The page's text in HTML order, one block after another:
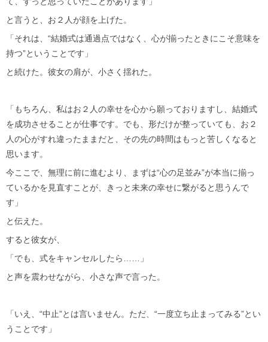
と言うと、お２人が顔を上げた。
「それは、“結婚式は通過点ではなく、心が揃ったときにこそ意味を
持つ”ということです」
と続けた。彼女の肩が、小さく揺れた。
「もちろん、私はお２人の幸せを心から願っておりますし、結婚式
を成功させることが仕事です。でも、形だけが整っていても、お２
人の心がすれ違ったままだと、その先の時間はもっと苦しくなると
思います。
今ここで、無理に前に進むより、まずは“心の足並み”が本当に揃っ
ているかを見直すことが、きっと未来の幸せに繋がると思うんで
す」
と伝えた。
すると彼女が、
「でも、式をキャンセルしたら……」
と声を震わせながら、小さな声で言った。
「いえ、“中止”とは言いません。ただ、“一度立ち止まってみる”とい
うことです」